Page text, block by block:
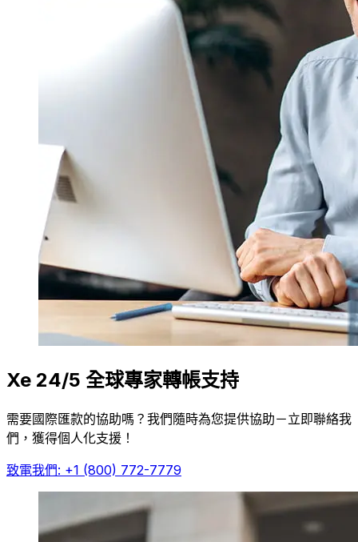
Xe 24/5 全球專家轉帳支持
需要國際匯款的協助嗎？我們隨時為您提供協助－立即聯絡我
們，獲得個人化支援！
致電我們: +1 (800) 772-7779